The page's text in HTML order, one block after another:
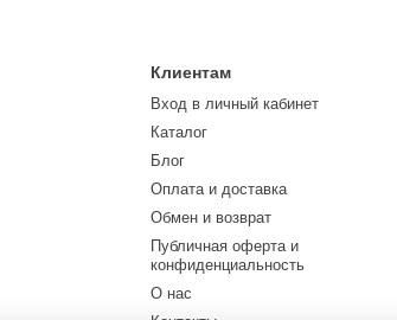
Клиентам
Вход в личный кабинет
Каталог
Блог
Оплата и доставка
Обмен и возврат
Публичная оферта и
конфиденциальность
О нас